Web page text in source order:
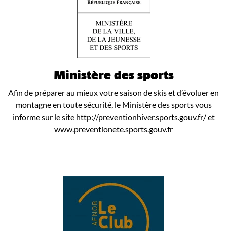
Ministère des sports
Afin de préparer au mieux votre saison de skis et d’évoluer en
montagne en toute sécurité, le Ministère des sports vous
informe sur le site http://preventionhiver.sports.gouv.fr/ et
www.preventionete.sports.gouv.fr